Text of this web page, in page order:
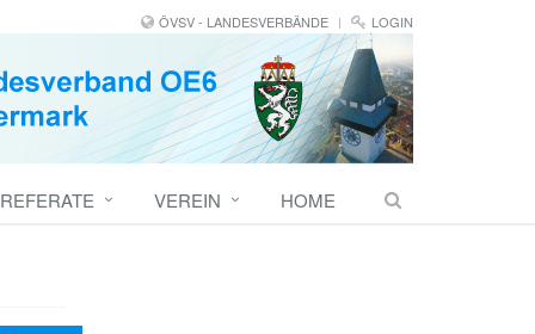
ÖVSV - LANDESVERBÄNDE LOGIN
REFERATE VEREIN HOME